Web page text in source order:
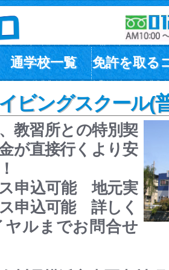
通学校一覧 免許を取る
ビングスクール(
教習所との特別契
が直接行くより安
申込可能 地元実
申込可能 詳しく
ルまでお問合せ